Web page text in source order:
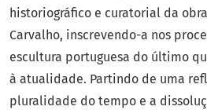
historiográfico e curatorial da
Carvalho, inscrevendo-a nos
escultura portuguesa do último
à atualidade. Partindo de uma
pluralidade do tempo e a